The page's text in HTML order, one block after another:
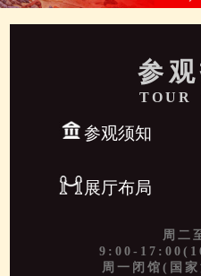
参
TOUR
参观须知
展厅布局
周二
9:00-
周一闭馆(国